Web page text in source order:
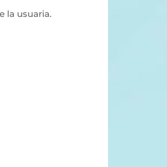
la usuaria.